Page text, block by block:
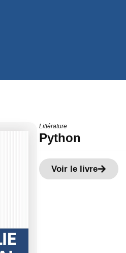
Littérature
Python
Voir le livre